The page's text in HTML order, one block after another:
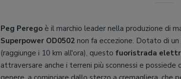
Peg Perego è il marchio leader nella produzione di
Superpower OD0502 non fa eccezione. Dotato di
(raggiunge i 10 km all'ora), questo fuoristrada
attraversare anche i terreni più sconnessi e